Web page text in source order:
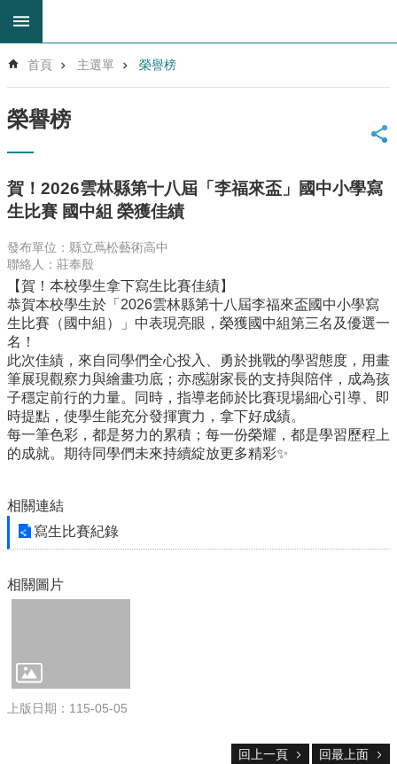
跳到主要內容區塊
階
搜
首
網
站
覽
雲
林
縣
教
育
網
校
網
登
入
校
告
認
識
首頁 主選單 榮譽榜
榮譽榜
賀！2026雲林縣第十八屆「李福來盃」國中小學寫
生比賽 國中組 榮獲佳績
發布單位：縣立蔦松藝術高中
聯絡人：莊奉殷
【賀！本校學生拿下寫生比賽佳績】
恭賀本校學生於「2026雲林縣第十八屆李福來盃國中小學寫
生比賽（國中組）」中表現亮眼，榮獲國中組第三名及優選一
名！
此次佳績，來自同學們全心投入、勇於挑戰的學習態度，用畫
筆展現觀察力與繪畫功底；亦感謝家長的支持與陪伴，成為孩
子穩定前行的力量。同時，指導老師於比賽現場細心引導、即
時提點，使學生能充分發揮實力，拿下好成績。
每一筆色彩，都是努力的累積；每一份榮耀，都是學習歷程上
的成就。期待同學們未來持續綻放更多精彩✨
相關連結
寫生比賽紀錄
相關圖片
上版日期：115-05-05
回上一頁 回最上面